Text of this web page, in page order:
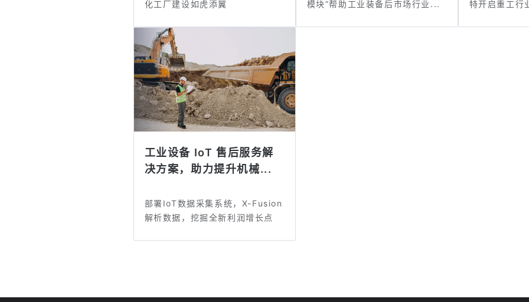
化工厂建设如虎添翼
模块”帮助工业装备后市场行业...
特开启重工行
工业设备 IoT 售后服务解
决方案，助力提升机械...
部署IoT数据采集系统，X-Fusion
解析数据，挖掘全新利润增长点